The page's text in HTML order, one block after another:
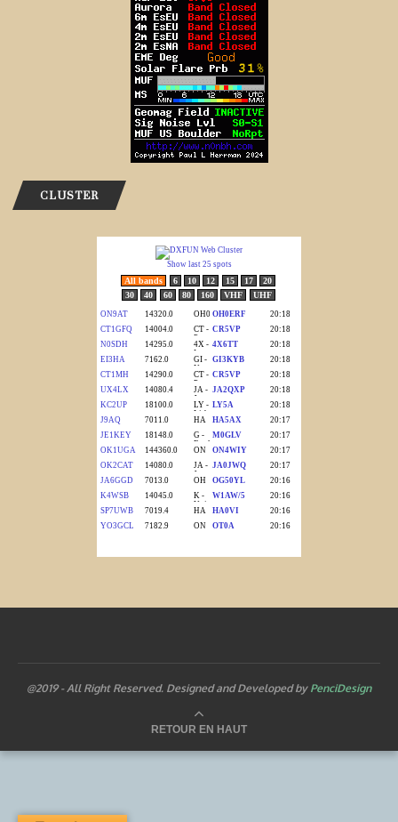
CLUSTER
@2019 - All Right Reserved. Designed and Developed by PenciDesign
RETOUR EN HAUT